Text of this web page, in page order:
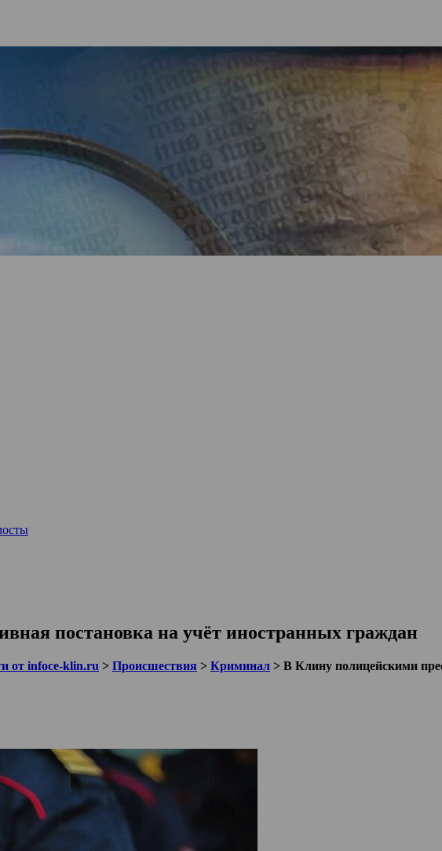
постановка на учёт иностранных граждан
от infoce-klin.ru > Происшествия > Криминал > В Клину полицейскими